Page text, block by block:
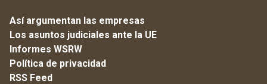
Así argumentan las empresas
Los asuntos judiciales ante la UE
Informes WSRW
Política de privacidad
RSS Feed